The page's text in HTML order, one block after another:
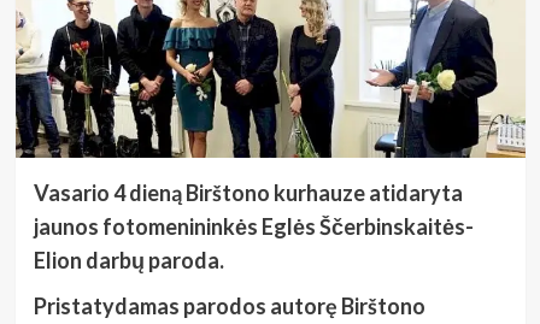
Vasario 4 dieną Birštono kurhauze atidaryta
jaunos fotomenininkės Eglės Ščerbinskaitės-
Elion darbų paroda.
Pristatydamas parodos autorę Birštono